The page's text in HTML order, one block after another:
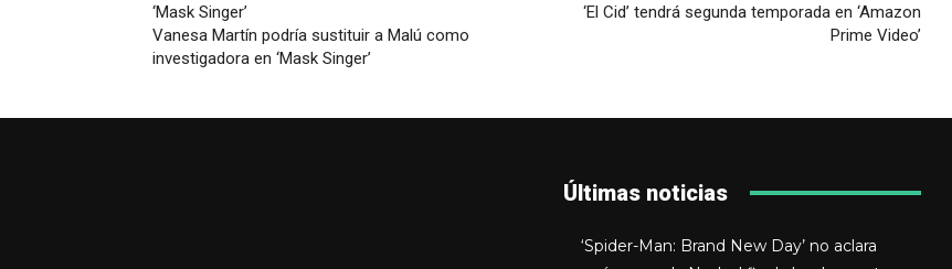
Vanesa Martín podría sustituir a Malú como
investigadora en ‘Mask Singer’
‘El Cid’ tendrá segunda temporada en ‘Amazon
Prime Video’
Últimas noticias
‘Spider-Man: Brand New Day’ no aclara